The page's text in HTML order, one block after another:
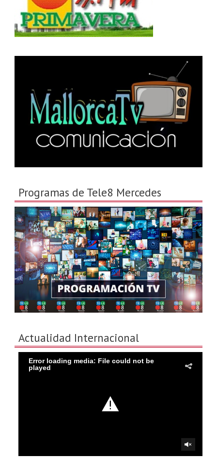
Programas de Tele8 Mercedes
Actualidad Internacional